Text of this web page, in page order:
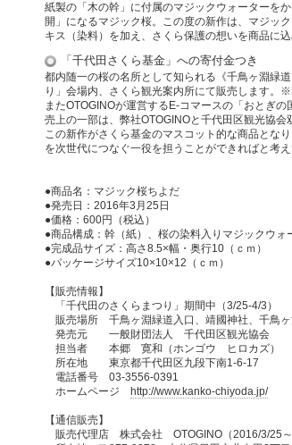
紙製の「木の幹」に付属のマジックウォーターを
開」になるマジック桜。この度の新作は、マジッ
キス（染料）を加え、さくら保護の想いを商品に込
「千代田さくら基金」への寄付金つき
都内随一の桜の名所として知られる《千鳥ヶ淵緑
り」会場内、さくら観光案内所にて販売します。
またOTOGINOが運営するE-コマースの「おとぎ
売上の一部は、弊社OTOGINOと千代田区観光協会
この新作がさくら基金のマスコット的な商品とな
を次世代につなぐ一役を担うことができればと考え
●商品名：マジック桜ちよだ
●発売日：2016年3月25日
●価格：600円（税込）
●商品構成：幹（紙）、桜の染料入りマジックウォ
●完成品サイズ：高さ8.5×幅・奥行10（ｃｍ）
●パッケージサイズ10×10×12（ｃｍ）
【販売情報】
「千代田のさくらまつり」期間中（3/25-4/3）
販売場所 千鳥ヶ淵緑道入口、靖國神社、千鳥
発売元 一般財団法人 千代田区観光協会
担当者 本郷 寛和（ホンゴウ ヒロカズ）
所在地 東京都千代田区九段下南1-6-17
電話番号 03-3556-0391
ホームページ
http://www.kanko-chiyoda.jp/
【通信販売】
販売代理店 株式会社 OTOGINO（2016/3/25～